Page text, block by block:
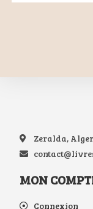
Zeralda, Alger
MON
Connexion